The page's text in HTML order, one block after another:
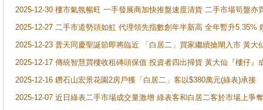
2025-12-30 樓市氣氛暢旺 一手發展商加快推盤速度清貨 二手市場筍盤
2025-12-27 二手市道勢頭如虹 代理領先指數創年半新高 全年暫升5.35%
2025-12-23 普天同慶聖誕節即將臨近 「白居二」買家繼續搶閘入市 黃
2025-12-17 傳統智慧買樓收租磚頭保值 投資者四出掃貨 黃大仙『樓仔
2025-12-16 鑽石山宏景花園2房戶獲「白居二」客以$380萬元(綠表)承接
2025-12-07 近日綠表二手市場成交量激增 綠表客和白居二客於市場上